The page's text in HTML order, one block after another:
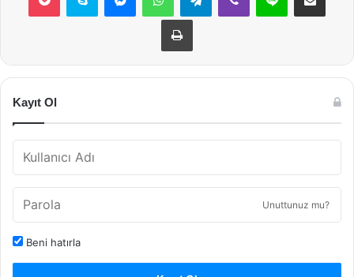
Yazdır
Kayıt Ol
Unuttunuz mu?
Beni hatırla